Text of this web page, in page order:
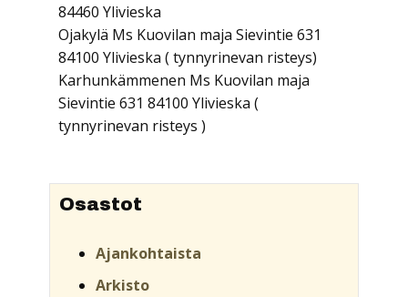
84460 Ylivieska
Ojakylä Ms Kuovilan maja Sievintie 631
84100 Ylivieska ( tynnyrinevan risteys)
Karhunkämmenen Ms Kuovilan maja
Sievintie 631 84100 Ylivieska (
tynnyrinevan risteys )
Osastot
Ajankohtaista
Arkisto